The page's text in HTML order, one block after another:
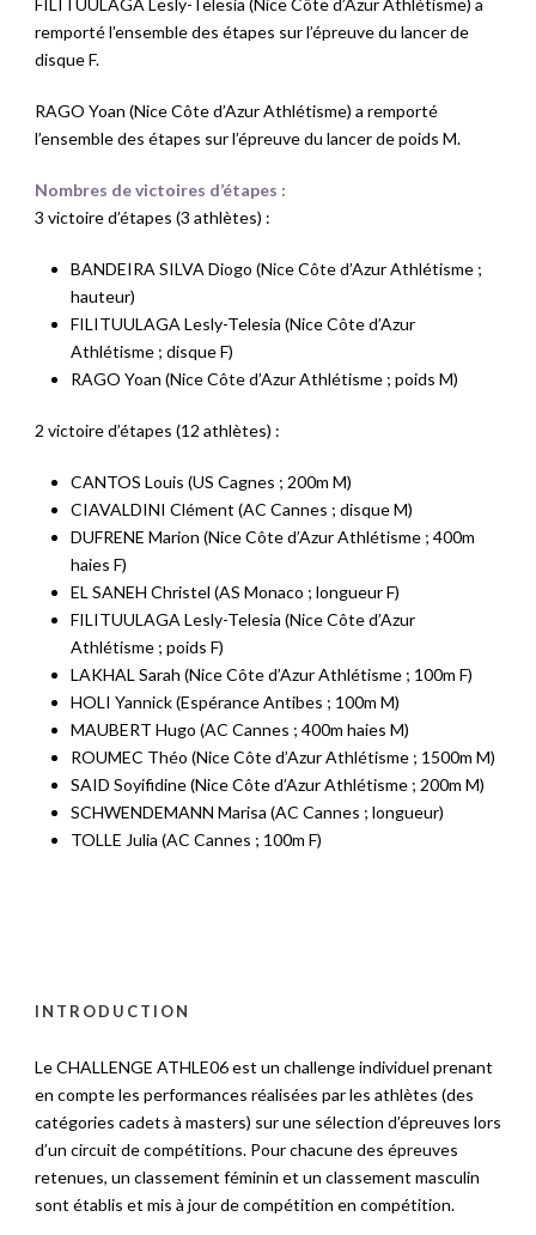
remporté l’ensemble des étapes sur l’épreuve du lancer de
disque F.
RAGO Yoan (Nice Côte d’Azur Athlétisme) a remporté
l’ensemble des étapes sur l’épreuve du lancer de poids M.
Nombres de victoires d’étapes :
3 victoire d’étapes (3 athlètes) :
BANDEIRA SILVA Diogo (Nice Côte d’Azur Athlétisme ;
hauteur)
FILITUULAGA Lesly-Telesia (Nice Côte d’Azur
Athlétisme ; disque F)
RAGO Yoan (Nice Côte d’Azur Athlétisme ; poids M)
2 victoire d’étapes (12 athlètes) :
CANTOS Louis (US Cagnes ; 200m M)
CIAVALDINI Clément (AC Cannes ; disque M)
DUFRENE Marion (Nice Côte d’Azur Athlétisme ; 400m
haies F)
EL SANEH Christel (AS Monaco ; longueur F)
FILITUULAGA Lesly-Telesia (Nice Côte d’Azur
Athlétisme ; poids F)
LAKHAL Sarah (Nice Côte d’Azur Athlétisme ; 100m F)
HOLI Yannick (Espérance Antibes ; 100m M)
MAUBERT Hugo (AC Cannes ; 400m haies M)
ROUMEC Théo (Nice Côte d’Azur Athlétisme ; 1500m M)
SAID Soyifidine (Nice Côte d’Azur Athlétisme ; 200m M)
SCHWENDEMANN Marisa (AC Cannes ; longueur)
TOLLE Julia (AC Cannes ; 100m F)
INTRODUCTION
Le CHALLENGE ATHLE06 est un challenge individuel prenant
en compte les performances réalisées par les athlètes (des
catégories cadets à masters) sur une sélection d’épreuves lors
d’un circuit de compétitions. Pour chacune des épreuves
retenues, un classement féminin et un classement masculin
sont établis et mis à jour de compétition en compétition.